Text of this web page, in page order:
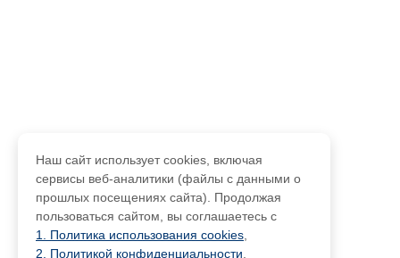
Наш сайт использует cookies, включая
сервисы веб-аналитики (файлы с данными о
прошлых посещениях сайта). Продолжая
пользоваться сайтом, вы соглашаетесь с
1. Политика использования cookies
2. Политикой конфиденциальности